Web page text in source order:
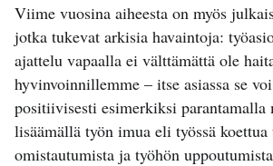
Viime vuosina aiheesta on myös
jotka tukevat arkisia havaintoja:
ajattelu vapaalla ei välttämättä ole
hyvinvoinnillemme – itse asiassa se
positiivisesti esimerkiksi parantamalla
lisäämällä työn imua eli työssä
omistautumista ja työhön